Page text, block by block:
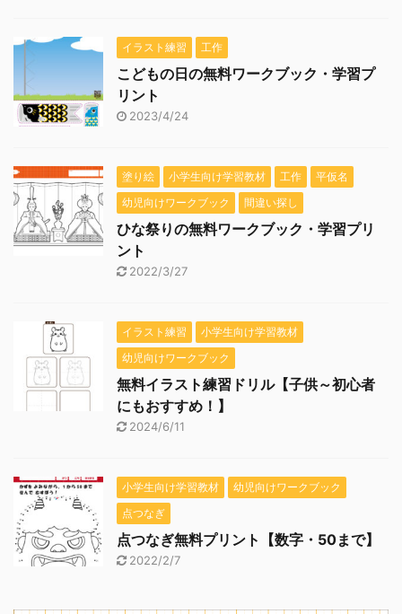
イラスト練習 工作
こどもの日の無料ワークブック・学習プ
リント
2023/4/24
塗り絵 小学生向け学習教材 工作
平仮名
幼児向けワークブック
間違い探し
ひな祭りの無料ワークブック・学習プリ
ント
2022/3/27
イラスト練習
小学生向け学習教材
幼児向けワークブック
無料イラスト練習ドリル【子供～初心者
にもおすすめ！】
2024/6/11
小学生向け学習教材
幼児向けワークブック
点つなぎ
点つなぎ無料プリント【数字・50まで】
2022/2/7